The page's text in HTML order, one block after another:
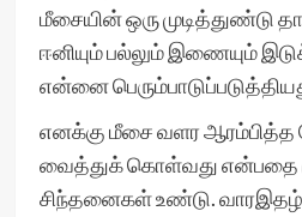
மீசையின் ஒரு முடித்துண்டு
ஈனியும் பல்லும் இணையும்
என்னை
எனக்கு மீசை வளர ஆரம்பித்த
வைத்துக் கொள்வது என்பதை
சிந்தனைகள் உண்டு.